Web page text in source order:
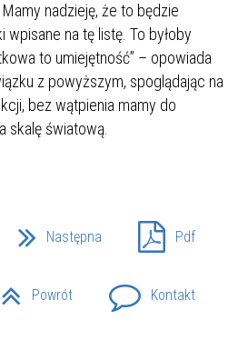
nadzieję, że to będzie
na tę listę. To byłoby
to umiejętność” – opowiada
z powyższym, spoglądając na
bez wątpienia mamy do
skalę światową.
Następna Pdf
Powrót Kontakt